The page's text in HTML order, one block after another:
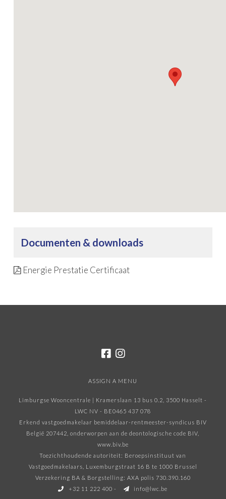
Documenten & downloads
Energie Prestatie Certificaat
ASSIGN A MENU
Limburgse Wooncentrale | Kramerslaan 13 bus 0.2, 3500 Hasselt -
LWC NV - BE0465 437 078
Erkend vastgoedmakelaar bemiddelaar-rentmeester-syndicus BIV
België 207442, onderworpen aan de deontologische code BIV
www.biv.be
Toezichthoudende autoriteit: Beroepsinstituut van
Vastgoedmakelaars, Luxemburgstraat 16 B te 1000 Brussel
Verzekering BA & Borgstelling: AXA polis 730.390.160
+32 11 222 400 - info@lwc.be